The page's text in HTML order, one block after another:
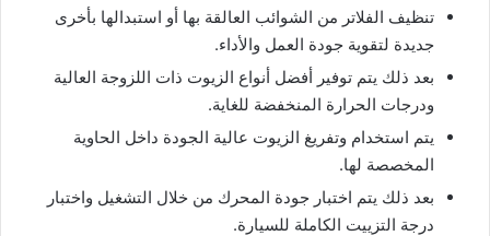
تنظيف الفلاتر من الشوائب العالقة بها أو استبدالها بأخرى
جديدة لتقوية جودة العمل والأداء.
بعد ذلك يتم توفير أفضل أنواع الزيوت ذات اللزوجة العالية
ودرجات الحرارة المنخفضة للغاية.
يتم استخدام وتفريغ الزيوت عالية الجودة داخل الحاوية
المخصصة لها.
بعد ذلك يتم اختبار جودة المحرك من خلال التشغيل واختبار
درجة التزييت الكاملة للسيارة.